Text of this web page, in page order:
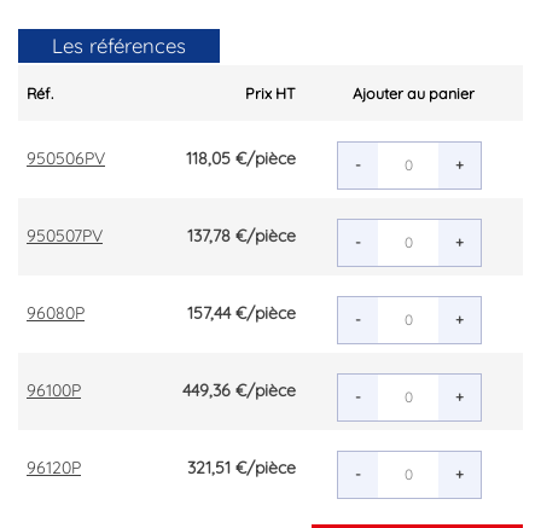
Les références
Réf. Prix HT Ajouter au panier
950506PV 118,05 €/pièce - +
950507PV 137,78 €/pièce - +
96080P 157,44 €/pièce - +
96100P 449,36 €/pièce - +
96120P 321,51 €/pièce - +